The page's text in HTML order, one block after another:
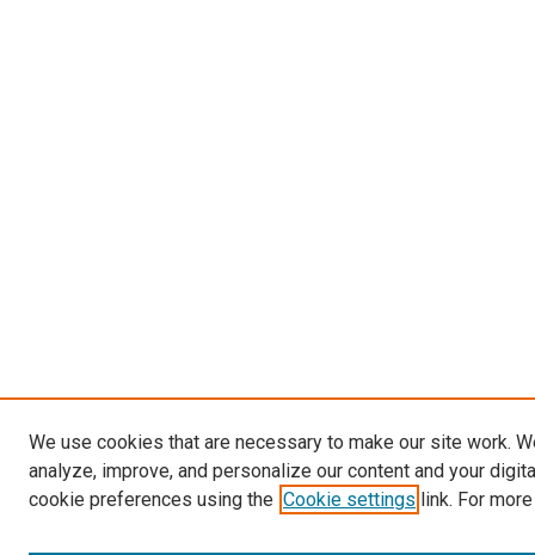
We use cookies that are necessary to make our site work.
analyze, improve, and personalize our content and your
cookie preferences using the Cookie settings link. For